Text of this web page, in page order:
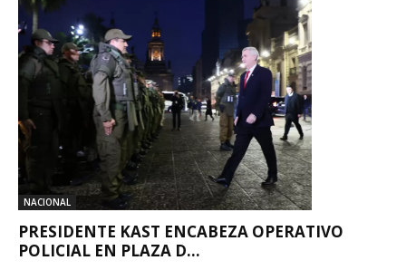
NACIONAL
PRESIDENTE KAST ENCABEZA OPERATIVO
POLICIAL EN PLAZA D...